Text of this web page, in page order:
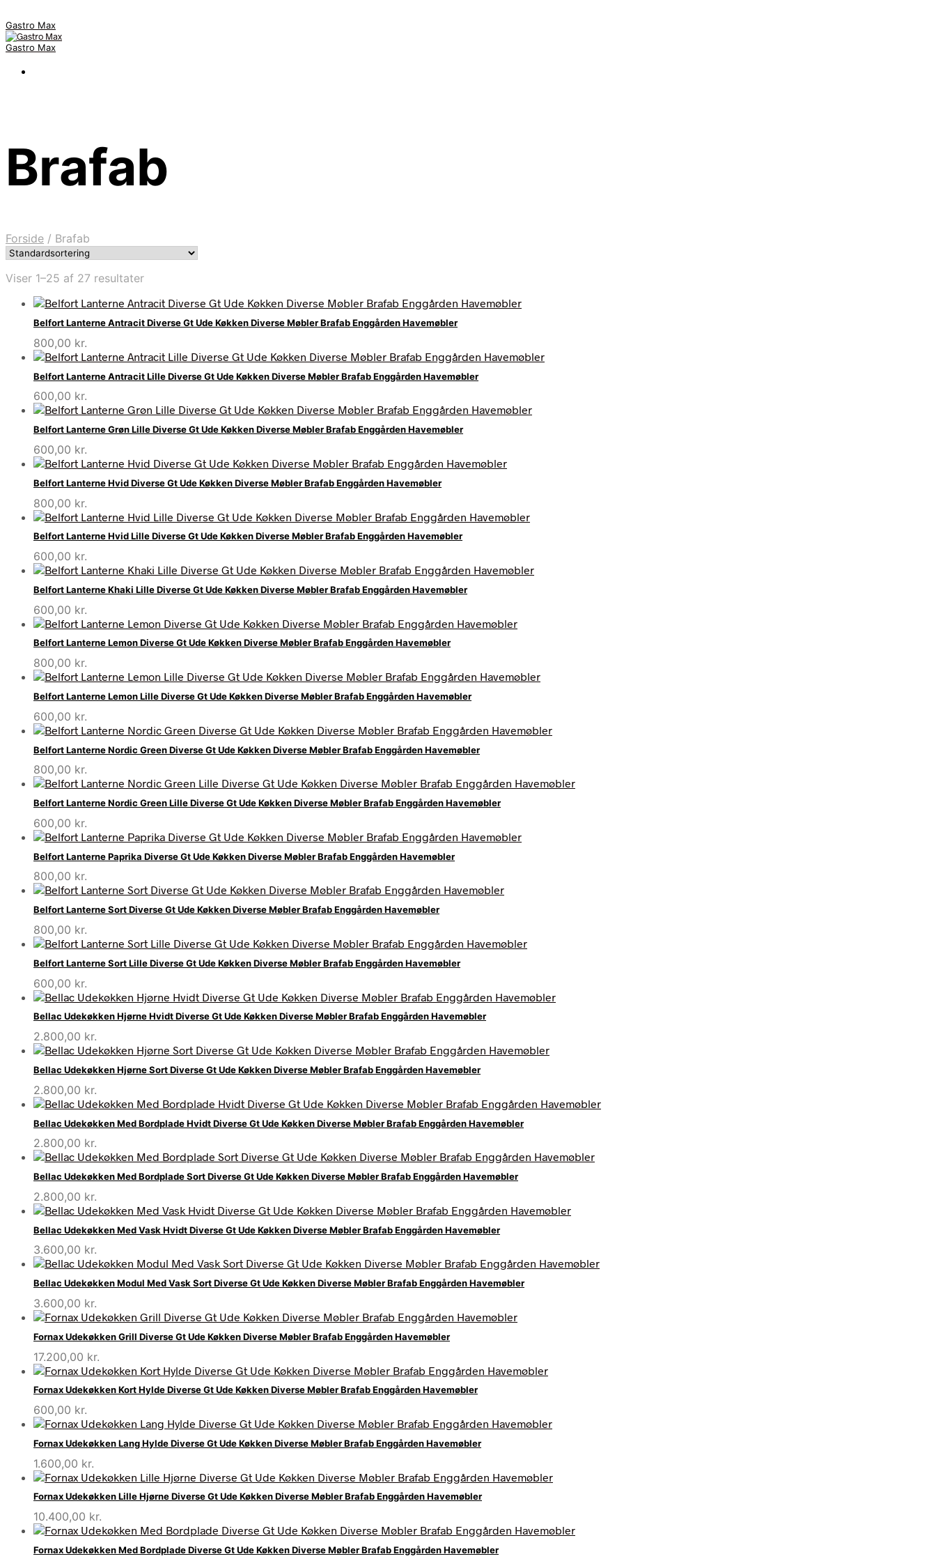
Gastro Max
Gastro Max
Brafab
Forside / Brafab
Viser 1–25 af 27 resultater
Belfort Lanterne Antracit Diverse Gt Ude Køkken Diverse Møbler Brafab Enggården Havemøbler
800,00 kr.
Belfort Lanterne Antracit Lille Diverse Gt Ude Køkken Diverse Møbler Brafab Enggården Havemøbler
600,00 kr.
Belfort Lanterne Grøn Lille Diverse Gt Ude Køkken Diverse Møbler Brafab Enggården Havemøbler
600,00 kr.
Belfort Lanterne Hvid Diverse Gt Ude Køkken Diverse Møbler Brafab Enggården Havemøbler
800,00 kr.
Belfort Lanterne Hvid Lille Diverse Gt Ude Køkken Diverse Møbler Brafab Enggården Havemøbler
600,00 kr.
Belfort Lanterne Khaki Lille Diverse Gt Ude Køkken Diverse Møbler Brafab Enggården Havemøbler
600,00 kr.
Belfort Lanterne Lemon Diverse Gt Ude Køkken Diverse Møbler Brafab Enggården Havemøbler
800,00 kr.
Belfort Lanterne Lemon Lille Diverse Gt Ude Køkken Diverse Møbler Brafab Enggården Havemøbler
600,00 kr.
Belfort Lanterne Nordic Green Diverse Gt Ude Køkken Diverse Møbler Brafab Enggården Havemøbler
800,00 kr.
Belfort Lanterne Nordic Green Lille Diverse Gt Ude Køkken Diverse Møbler Brafab Enggården Havemøbler
600,00 kr.
Belfort Lanterne Paprika Diverse Gt Ude Køkken Diverse Møbler Brafab Enggården Havemøbler
800,00 kr.
Belfort Lanterne Sort Diverse Gt Ude Køkken Diverse Møbler Brafab Enggården Havemøbler
800,00 kr.
Belfort Lanterne Sort Lille Diverse Gt Ude Køkken Diverse Møbler Brafab Enggården Havemøbler
600,00 kr.
Bellac Udekøkken Hjørne Hvidt Diverse Gt Ude Køkken Diverse Møbler Brafab Enggården Havemøbler
2.800,00 kr.
Bellac Udekøkken Hjørne Sort Diverse Gt Ude Køkken Diverse Møbler Brafab Enggården Havemøbler
2.800,00 kr.
Bellac Udekøkken Med Bordplade Hvidt Diverse Gt Ude Køkken Diverse Møbler Brafab Enggården Havemøbler
2.800,00 kr.
Bellac Udekøkken Med Bordplade Sort Diverse Gt Ude Køkken Diverse Møbler Brafab Enggården Havemøbler
2.800,00 kr.
Bellac Udekøkken Med Vask Hvidt Diverse Gt Ude Køkken Diverse Møbler Brafab Enggården Havemøbler
3.600,00 kr.
Bellac Udekøkken Modul Med Vask Sort Diverse Gt Ude Køkken Diverse Møbler Brafab Enggården Havemøbler
3.600,00 kr.
Fornax Udekøkken Grill Diverse Gt Ude Køkken Diverse Møbler Brafab Enggården Havemøbler
17.200,00 kr.
Fornax Udekøkken Kort Hylde Diverse Gt Ude Køkken Diverse Møbler Brafab Enggården Havemøbler
600,00 kr.
Fornax Udekøkken Lang Hylde Diverse Gt Ude Køkken Diverse Møbler Brafab Enggården Havemøbler
1.600,00 kr.
Fornax Udekøkken Lille Hjørne Diverse Gt Ude Køkken Diverse Møbler Brafab Enggården Havemøbler
10.400,00 kr.
Fornax Udekøkken Med Bordplade Diverse Gt Ude Køkken Diverse Møbler Brafab Enggården Havemøbler